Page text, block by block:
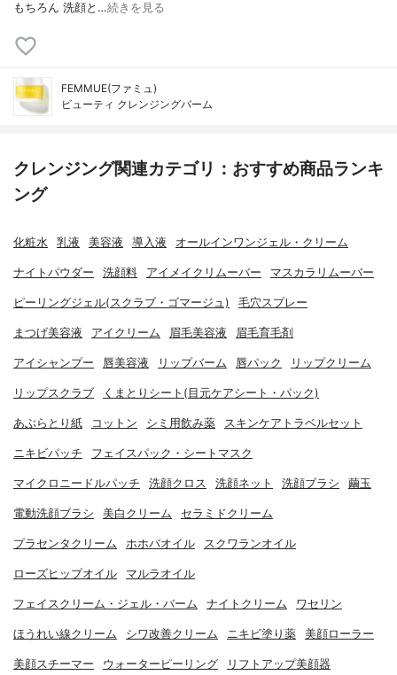
もちろん 洗顔と…続きを見る
FEMMUE(ファミュ)
ビューティ クレンジングバーム
クレンジング関連カテゴリ：おすすめ商品ランキ
ング
化粧水 乳液 美容液 導入液 オールインワンジェル・クリーム
ナイトパウダー 洗顔料 アイメイクリムーバー マスカラリムーバー
ピーリングジェル(スクラブ・ゴマージュ) 毛穴スプレー
まつげ美容液 アイクリーム 眉毛美容液 眉毛育毛剤
アイシャンプー 唇美容液 リップバーム 唇パック リップクリーム
リップスクラブ くまとりシート(目元ケアシート・パック)
あぶらとり紙 コットン シミ用飲み薬 スキンケアトラベルセット
ニキビパッチ フェイスパック・シートマスク
マイクロニードルパッチ 洗顔クロス 洗顔ネット 洗顔ブラシ 繭玉
電動洗顔ブラシ 美白クリーム セラミドクリーム
プラセンタクリーム ホホバオイル スクワランオイル
ローズヒップオイル マルラオイル
フェイスクリーム・ジェル・バーム ナイトクリーム ワセリン
ほうれい線クリーム シワ改善クリーム ニキビ塗り薬 美顔ローラー
美顔スチーマー ウォーターピーリング リフトアップ美顔器